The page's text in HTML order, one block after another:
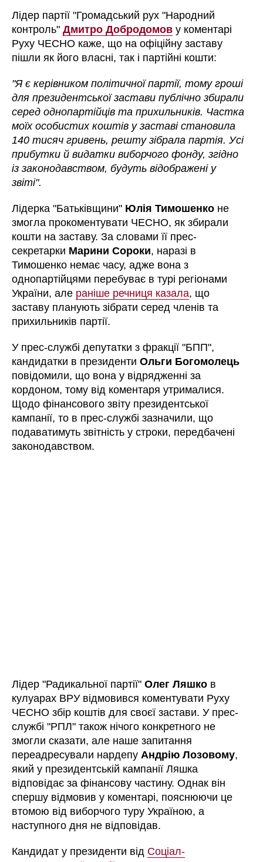
Лідер партії "Громадський рух "Народний
контроль"Дмитро Добродомов у коментарі
Руху ЧЕСНО каже, що на офіційну заставу
пішли як його власні, так і партійні кошти:
"Я є керівником політичної партії, тому гроші
для президентської застави публічно збирали
серед однопартійців та прихильників. Частка
моїх особистих коштів у заставі становила
140 тисяч гривень, решту зібрала партія. Усі
прибутки й видатки виборчого фонду, згідно
із законодавством, будуть відображені у
звіті".
Лідерка "Батьківщини" Юлія Тимошенко не
змогла прокоментувати ЧЕСНО, як збирали
кошти на заставу. За словами її прес-
секретарки Марини Сороки, наразі в
Тимошенко немає часу, адже вона з
однопартійцями перебуває в турі регіонами
України, але раніше речниця казала, що
заставу планують зібрати серед членів та
прихильників партії.
У прес-службі депутатки з фракції "БПП",
кандидатки в президентиОльги Богомолець
повідомили, що вона у відрядженні за
кордоном, тому від коментаря утрималися.
Щодо фінансового звіту президентської
кампанії, то в прес-службі зазначили, що
подаватимуть звітність у строки, передбачені
законодавством.
Лідер "Радикальної партії"Олег Ляшко в
кулуарах ВРУ відмовився коментувати Руху
ЧЕСНО збір коштів для своєї застави. У прес-
службі "РПЛ" також нічого конкретного не
змогли сказати, але наше запитання
переадресували нардепуАндрію Лозовому,
який у президентській кампанії Ляшка
відповідає за фінансову частину. Однак він
спершу відмовив у коментарі, пояснюючи це
втомою від виборчого туру Україною, а
наступного дня не відповідав.
Кандидат у президенти від Соціал-